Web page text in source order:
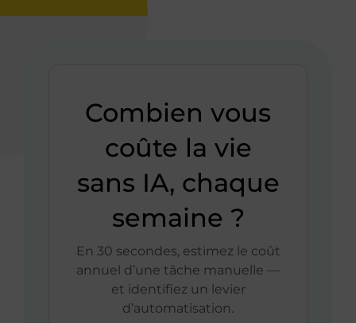
Combien vous
coûte la vie
sans IA, chaque
semaine ?
En 30 secondes, estimez le coût
annuel d’une tâche manuelle —
et identifiez un levier
d’automatisation.